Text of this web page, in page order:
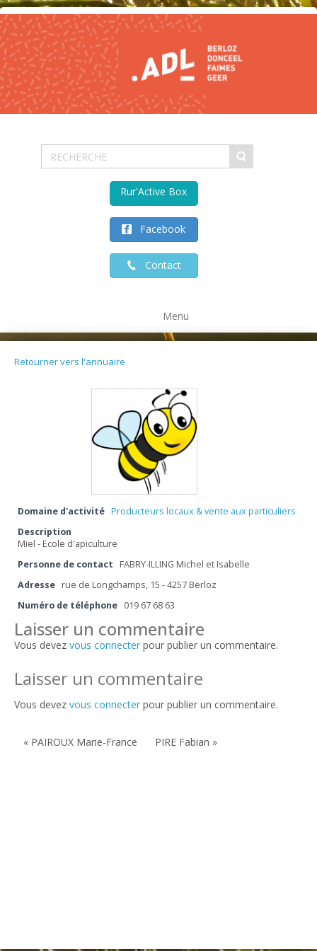
Facebook
Contact
Rur'Active Box
Menu
Retourner vers l'annuaire
Domaine d'activité Producteurs locaux & vente aux particuliers
Description
Miel - Ecole d'apiculture
Personne de contact
FABRY-ILLING Michel et Isabelle
Adresse rue de Longchamps, 15 - 4257 Berloz
Numéro de téléphone 019 67 68 63
Laisser un commentaire
Vous devez vous connecter pour publier un commentaire.
Laisser un commentaire
Vous devez vous connecter pour publier un commentaire.
« PAIROUX Marie-France PIRE Fabian »